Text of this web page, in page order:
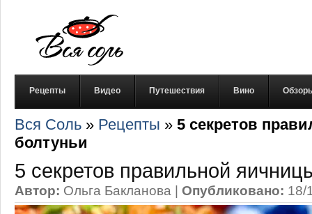
Рецепты Видео Путешествия Вино
Вся Соль » Рецепты » 5 секретов
болтуньи
5 секретов правильной
Автор: Ольга Бакланова | Опубликовано: 18/